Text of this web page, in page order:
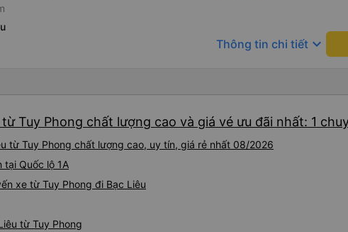
và thậm chí còn đón tôi tại
buổi sáng. ngu ngốc đến
buýt 79-05527 rất nhiều tài
liên tục hỏi trên Google
khách sạn của chúng tôi
Thông tin chi tiết keyboard_arrow_down
Tuy Phong chất lượng cao và giá vé ưu đãi nhất: 1
từ Tuy Phong chất lượng cao, uy tín, giá rẻ nhất 08/2026
tại Quốc lộ 1A
xe từ Tuy Phong đi Bạc Liêu
từ Tuy Phong